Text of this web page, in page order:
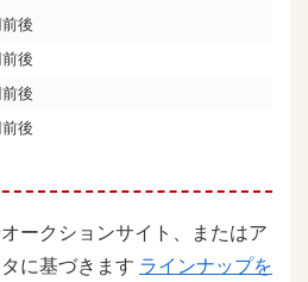
後
後
後
後
ークションサイト、またはア
に基づきます ラインナップを